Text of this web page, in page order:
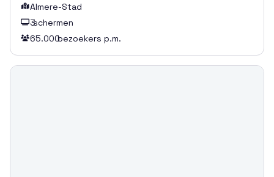
Almere-Stad
3schermen
65.000bezoekers p.m.